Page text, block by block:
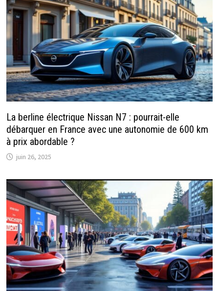
La berline électrique Nissan N7 : pourrait-elle
débarquer en France avec une autonomie de 600 km
à prix abordable ?
juin 26, 2025